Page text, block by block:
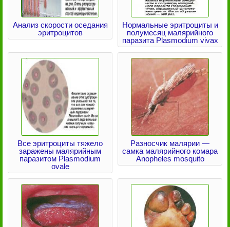
Анализ скорости оседания
эритроцитов
Нормальные эритроциты и
полумесяц малярийного
паразита Plasmodium vivax
Все эритроциты тяжело
заражены малярийным
паразитом Plasmodium
ovale
Разносчик малярии —
самка малярийного комара
Anopheles mosquito